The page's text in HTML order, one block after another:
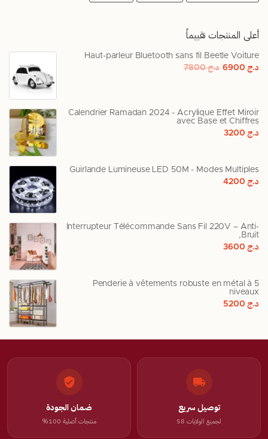
أعلى المنتجات تقييماً
Haut-parleur Bluetooth sans fil Beetle Voiture
د.ج6900 د.ج7800
Calendrier Ramadan 2024 - Acrylique Effet Miroir
avec Base et Chiffres
د.ج3200
Guirlande Lumineuse LED 50M - Modes Multiples
د.ج4200
Interrupteur Télécommande Sans Fil 220V – Anti-
Bruit,
د.ج3600
Penderie à vêtements robuste en métal à 5
niveaux
د.ج5200
توصيل سريع
لجميع الولايات 58
ضمان الجودة
منتجات أصلية 100%